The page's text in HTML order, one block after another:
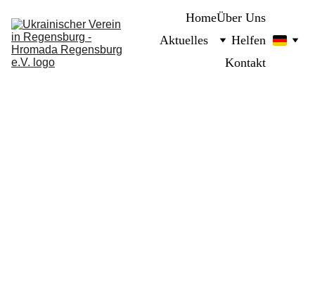
HomeÜber Uns
Aktuelles
Helfen
Kontakt